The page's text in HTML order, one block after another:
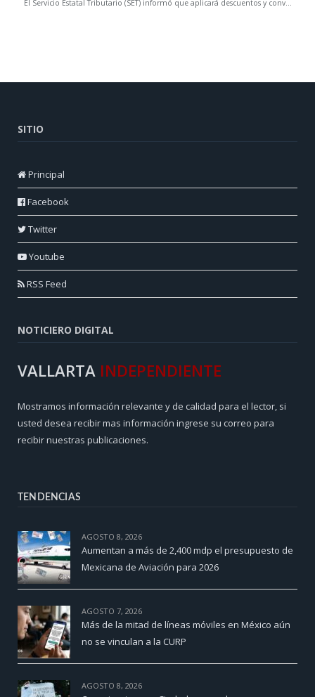
SITIO
Principal
Facebook
Twitter
Youtube
RSS Feed
NOTICIERO DIGITAL
VALLARTA INDEPENDIENTE
Mostramos información relevante y de calidad para el lector, si
usted desea recibir mas información ingrese su correo para
recibir nuestras publicaciones.
TENDENCIAS
AGOSTO 8, 2026
Aumentan a más de 2,400 mdp el presupuesto de
Mexicana de Aviación para 2026
AGOSTO 7, 2026
Más de la mitad de líneas móviles en México aún
no se vinculan a la CURP
AGOSTO 8, 2026